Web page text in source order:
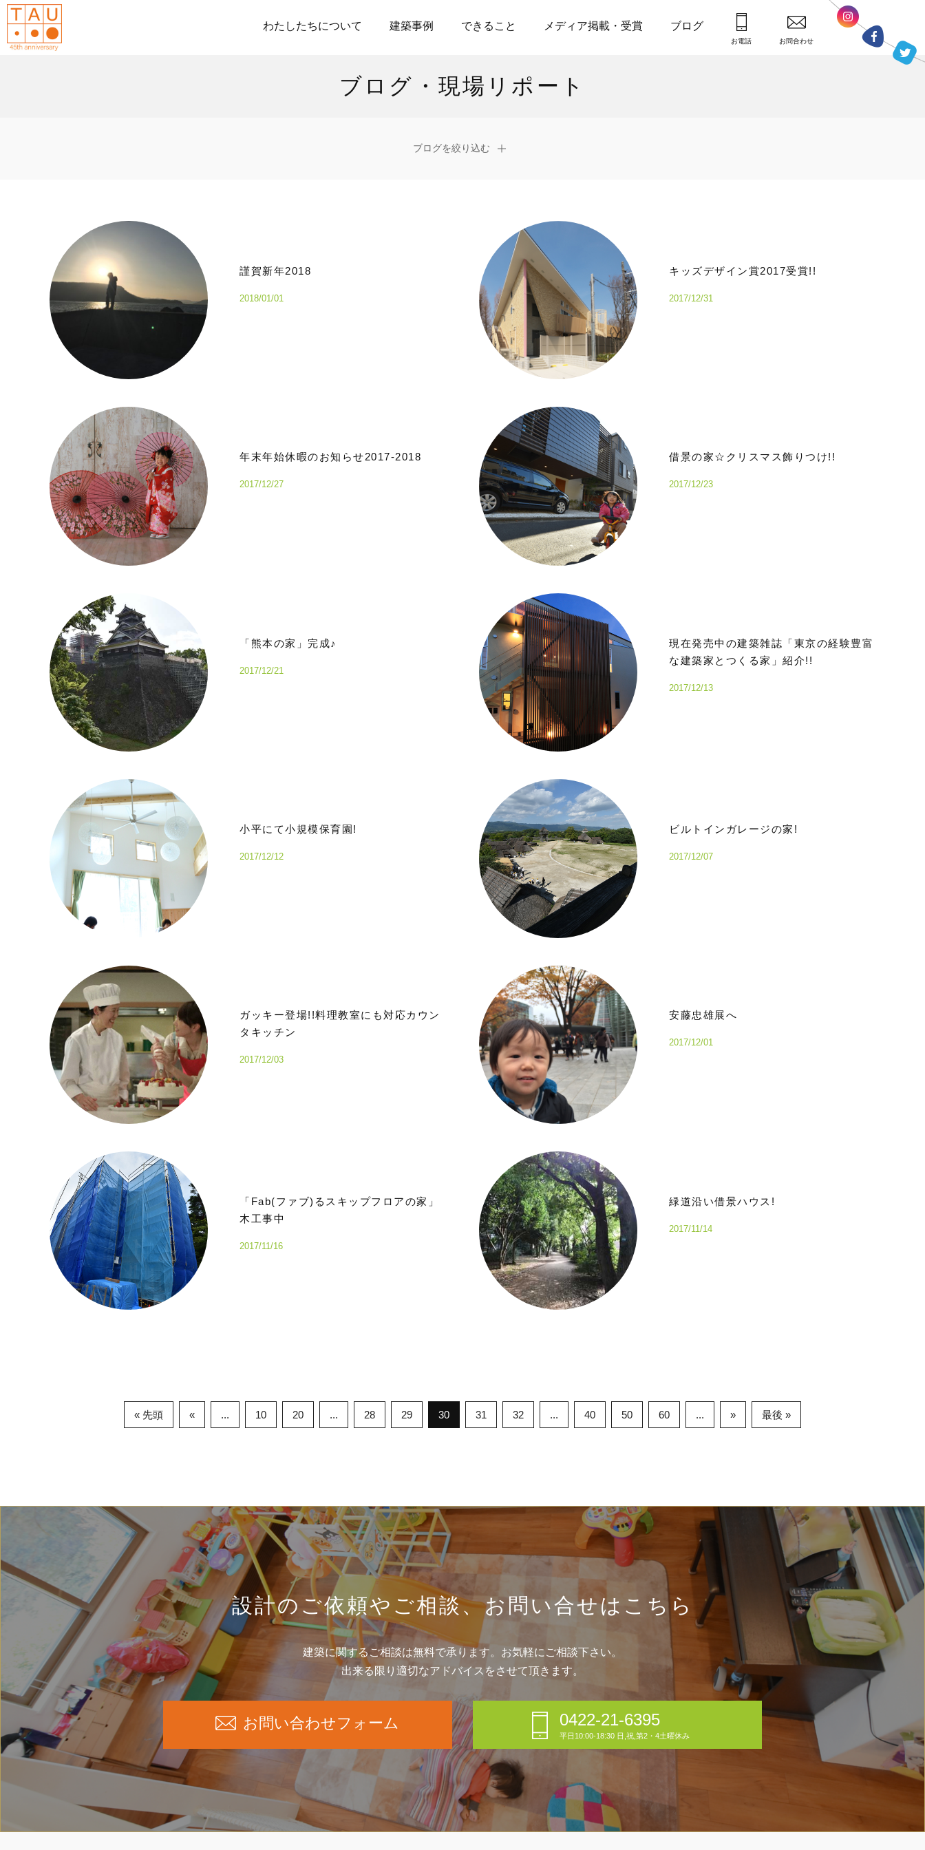
わたしたちについて 建築事例 できること メディア掲載・受賞 ブログ
お電話 お問合わせ
ブログ・現場リポート
ブログを絞り込む
謹賀新年2018
2018/01/01
キッズデザイン賞2017受賞!!
2017/12/31
年末年始休暇のお知らせ2017-2018
2017/12/27
借景の家☆クリスマス飾りつけ!!
2017/12/23
「熊本の家」完成♪
2017/12/21
現在発売中の建築雑誌「東京の経験豊富
な建築家とつくる家」紹介!!
2017/12/13
小平にて小規模保育園!
2017/12/12
ビルトインガレージの家!
2017/12/07
ガッキー登場!!料理教室にも対応カウン
タキッチン
2017/12/03
安藤忠雄展へ
2017/12/01
「Fab(ファブ)るスキップフロアの家」
木工事中
2017/11/16
緑道沿い借景ハウス!
2017/11/14
« 先頭 « ... 10 20 ... 28 29 30 31 32 ... 40 50 60 ... » 最後 »
設計のご依頼やご相談、お問い合せはこちら
建築に関するご相談は無料で承ります。お気軽にご相談下さい。
出来る限り適切なアドバイスをさせて頂きます。
お問い合わせフォーム 0422-21-6395
平日10:00-18:30 日,祝,第2・4土曜休み